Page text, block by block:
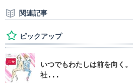
関連記事
ピックアップ
いつでもわたしは前を向く
社...